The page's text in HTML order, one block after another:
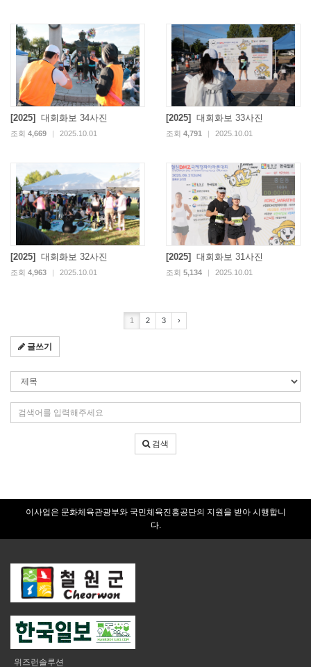
[2025] 대회화보 34사진
조회 4,669 2025.10.01
[2025] 대회화보 33사진
조회 4,791 2025.10.01
[2025] 대회화보 32사진
조회 4,963 2025.10.01
[2025] 대회화보 31사진
조회 5,134 2025.10.01
1 2 3 ›
글쓰기
색
조
색
어
입
검색
이사업은 문화체육관광부와 국민체육진흥공단의 지원을 받아 시행합니
다.
위즈런솔루션